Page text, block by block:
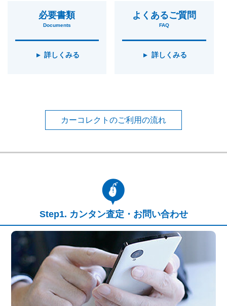
必要書類
Documents
詳しくみる
よくあるご質問
FAQ
詳しくみる
カーコレクトのご利用の流れ
カンタン査定・お問い合わせ